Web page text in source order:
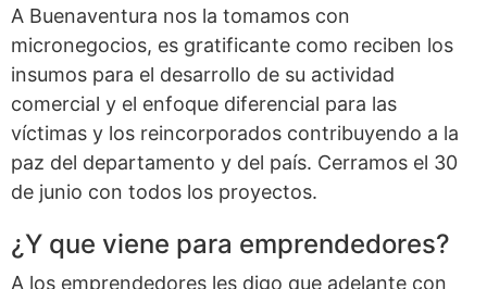
A Buenaventura nos la tomamos con
micronegocios, es gratificante como reciben los
insumos para el desarrollo de su actividad
comercial y el enfoque diferencial para las
víctimas y los reincorporados contribuyendo a la
paz del departamento y del país. Cerramos el 30
de junio con todos los proyectos.
¿Y que viene para emprendedores?
A los emprendedores les digo que adelante con